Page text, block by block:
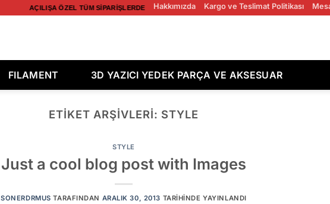
AÇILIŞA ÖZEL TÜM SIPARIŞLERDE ÜCRETSIZ KARGO! AÇILIŞA ÖZEL TÜM SIPARIŞLERDE
Hakkımızda Kargo ve Teslimat Politikası
FILAMENT 3D YAZICI YEDEK PARÇA VE AKSESUAR
ETIKET ARŞIVLERI: STYLE
STYLE
Just a cool blog post with Images
SONERDRMUS TARAFINDAN ARALIK 30, 2013 TARIHINDE YAYINLANDI